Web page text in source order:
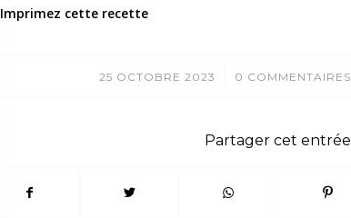
Imprimez cette recette
25 OCTOBRE 2023
/ 0 COMMENTAIRES
/
Partager cet entrée